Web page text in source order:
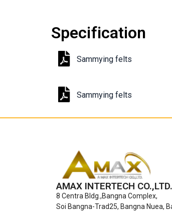
Specification
Sammying felts
Sammying felts
AMAX INTERTECH CO.,LTD.
8 Centra Bldg.,Bangna Complex,
Soi Bangna-Trad25, Bangna Nuea,